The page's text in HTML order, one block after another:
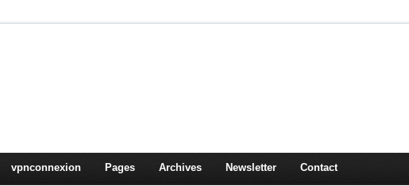
vpnconnexion Pages Archives Newsletter Contact